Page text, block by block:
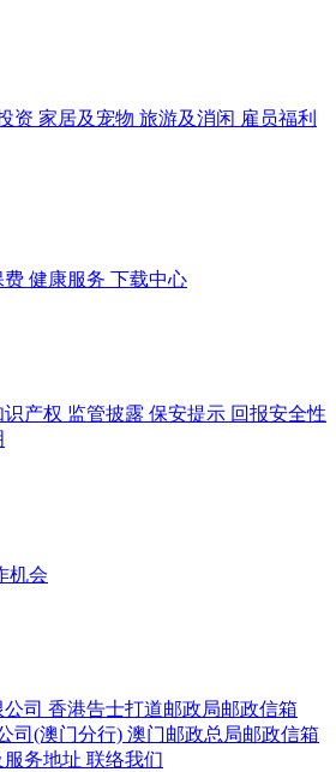
资 家居及宠物 旅游及消闲 雇员福利
费 健康服务 下载中心
识产权 监管披露 保安提示 回报安全性
机会
司 香港告士打道邮政局邮政信箱
司(澳门分行) 澳门邮政总局邮政信箱
务地址 联络我们